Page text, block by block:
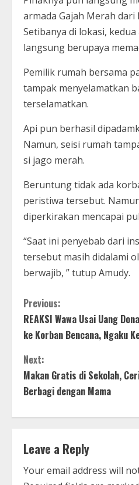
armada Gajah Merah dari
Setibanya di lokasi,
langsung berupaya
Pemilik rumah bersama
tampak menyelamatkan
terselamatkan.
Api pun berhasil
Namun, seisi rumah
si jago merah.
Beruntung tidak ada
peristiwa tersebut.
diperkirakan mencapai
“Saat ini penyebab dari
tersebut masih didalami
berwajib, ” tutup Amudy.
C
o
n
t
u
e
Previous:
REAKSI Wawa Usai Uang
ke Korban Bencana, Ngaku
Next:
Makan Gratis di Sekolah,
Berbagi dengan Mama
Leave a Reply
Your email address will